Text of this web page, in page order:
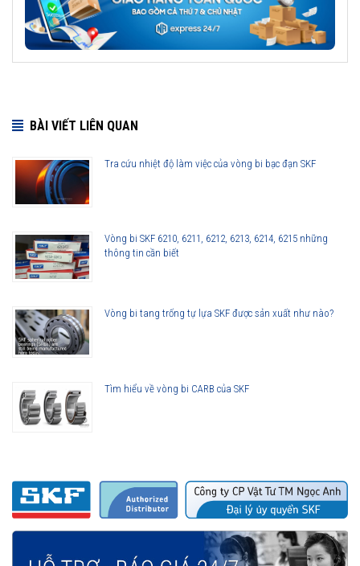
BÀI VIẾT LIÊN QUAN
Tra cứu nhiệt độ làm việc của vòng bi bạc đạn SKF
Vòng bi SKF 6210, 6211, 6212, 6213, 6214, 6215 những
thông tin cần biết
Vòng bi tang trống tự lựa SKF được sản xuất như nào?
Tìm hiểu về vòng bi CARB của SKF